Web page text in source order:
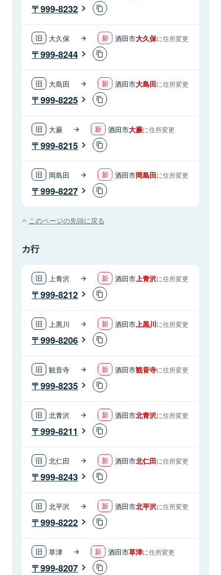
999-8232
大久保 酒田市大久保に住所変更
999-8244
大島田 酒田市大島田に住所変更
999-8225
大蕨 酒田市大蕨に住所変更
999-8215
岡島田 酒田市岡島田に住所変更
999-8227
このページの先頭に戻る
カ行
上青沢 酒田市上青沢に住所変更
999-8212
上黒川 酒田市上黒川に住所変更
999-8206
観音寺 酒田市観音寺に住所変更
999-8235
北青沢 酒田市北青沢に住所変更
999-8211
北仁田 酒田市北仁田に住所変更
999-8243
北平沢 酒田市北平沢に住所変更
999-8222
草津 酒田市草津に住所変更
999-8207